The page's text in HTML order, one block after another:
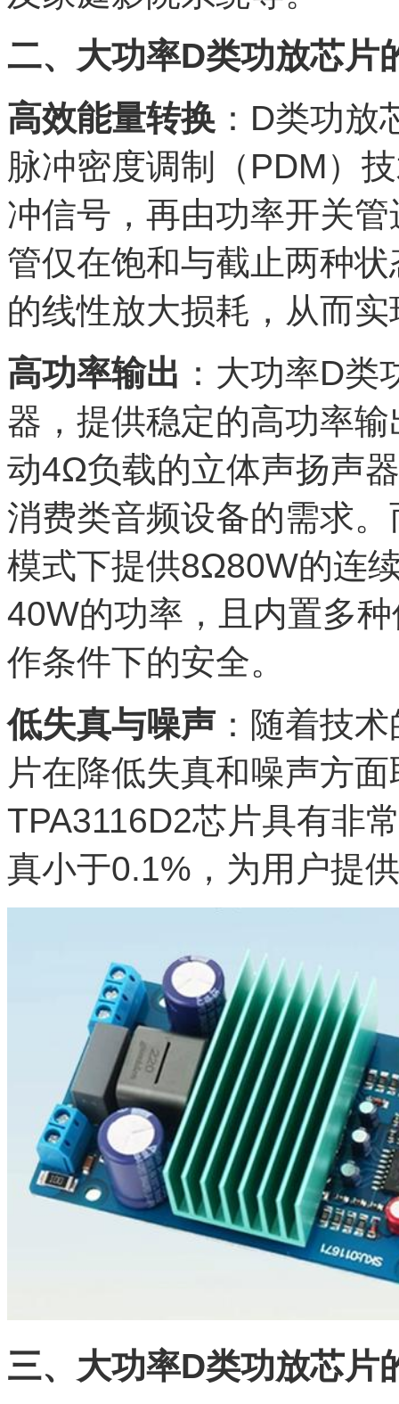
二、大功率D类功放芯片
高效能量转换 ：D类功
脉冲密度调制（PDM）
冲信号，再由功率开关
管仅在饱和与截止两种
的线性放大损耗，从而
高功率输出 ：大功率D
器，提供稳定的高功率
动4Ω负载的立体声扬声
消费类音频设备的需求
模式下提供8Ω80W的连
40W的功率，且内置多
作条件下的安全。
低失真与噪声 ：随着技
片在降低失真和噪声方
TPA3116D2芯片具有非
真小于0.1%，为用户提
三、大功率D类功放芯片